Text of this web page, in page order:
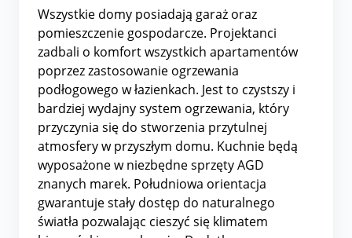
Wszystkie domy posiadają garaż oraz
pomieszczenie gospodarcze. Projektanci
zadbali o komfort wszystkich apartamentów
poprzez zastosowanie ogrzewania
podłogowego w łazienkach. Jest to czystszy i
bardziej wydajny system ogrzewania, który
przyczynia się do stworzenia przytulnej
atmosfery w przyszłym domu. Kuchnie będą
wyposażone w niezbędne sprzęty AGD
znanych marek. Południowa orientacja
gwarantuje stały dostęp do naturalnego
światła pozwalając cieszyć się klimatem